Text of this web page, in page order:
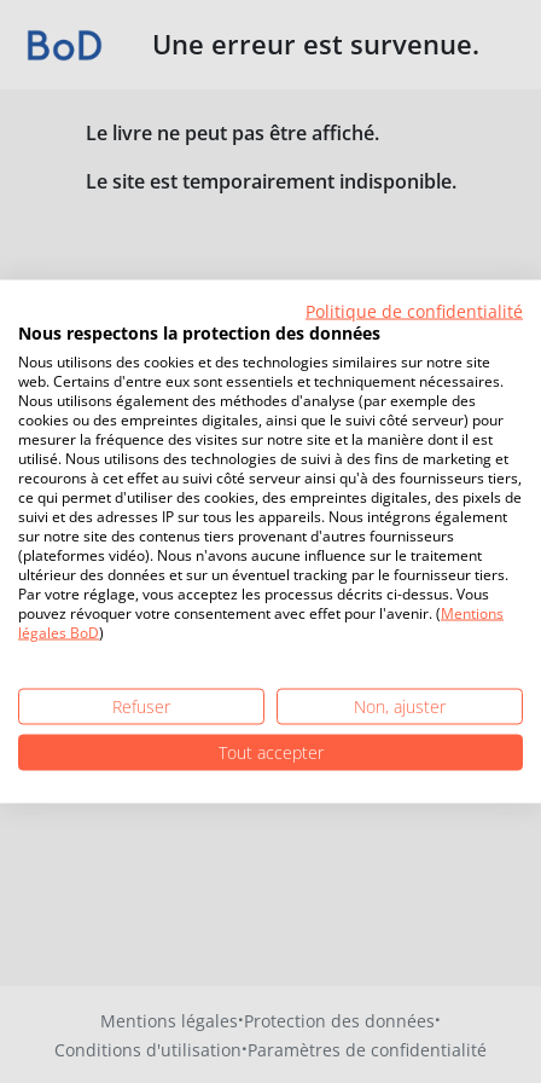
Une erreur est survenue.
Le livre ne peut pas être affiché.
Le site est temporairement indisponible.
Mentions légales·Protection des données·
Conditions d'utilisation·Paramètres de confidentialité
Politique de confidentialité
Nous respectons la protection des données
Nous utilisons des cookies et des technologies similaires sur notre site
web. Certains d'entre eux sont essentiels et techniquement nécessaires.
Nous utilisons également des méthodes d'analyse (par exemple des
cookies ou des empreintes digitales, ainsi que le suivi côté serveur) pour
mesurer la fréquence des visites sur notre site et la manière dont il est
utilisé. Nous utilisons des technologies de suivi à des fins de marketing et
recourons à cet effet au suivi côté serveur ainsi qu'à des fournisseurs tiers,
ce qui permet d'utiliser des cookies, des empreintes digitales, des pixels de
suivi et des adresses IP sur tous les appareils. Nous intégrons également
sur notre site des contenus tiers provenant d'autres fournisseurs
(plateformes vidéo). Nous n'avons aucune influence sur le traitement
ultérieur des données et sur un éventuel tracking par le fournisseur tiers.
Par votre réglage, vous acceptez les processus décrits ci-dessus. Vous
pouvez révoquer votre consentement avec effet pour l'avenir. (Mentions
légales BoD)
Refuser
Non, ajuster
Tout accepter